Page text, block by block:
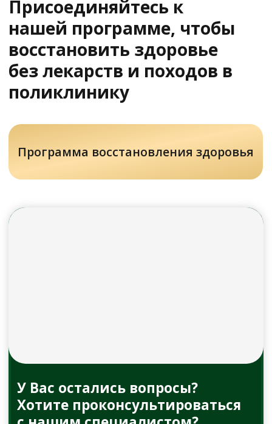
У Вас остались вопросы?
Хотите проконсультироваться
Напишите нам в службу заботы